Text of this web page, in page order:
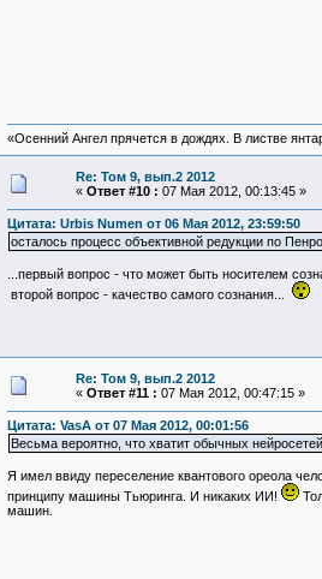
«Осенний Ангел прячется в дождях. В листве
Re: Том 9, вып.2 2012
« Ответ #10 : 07 Мая 2012, 00:13:45 »
Цитата: Urbis Numen от 06 Мая 2012, 23:59:50
осталось процесс объективной редукции по
...первый вопрос - что может быть носителем
второй вопрос - качество самого сознания...
Re: Том 9, вып.2 2012
« Ответ #11 : 07 Мая 2012, 00:47:15 »
Цитата: VasA от 07 Мая 2012, 00:01:56
Весьма вероятно, что хватит обычных
Я имел ввиду переселение квантового ореола
принципу машины Тьюринга. И никаких ИИ!
машин.